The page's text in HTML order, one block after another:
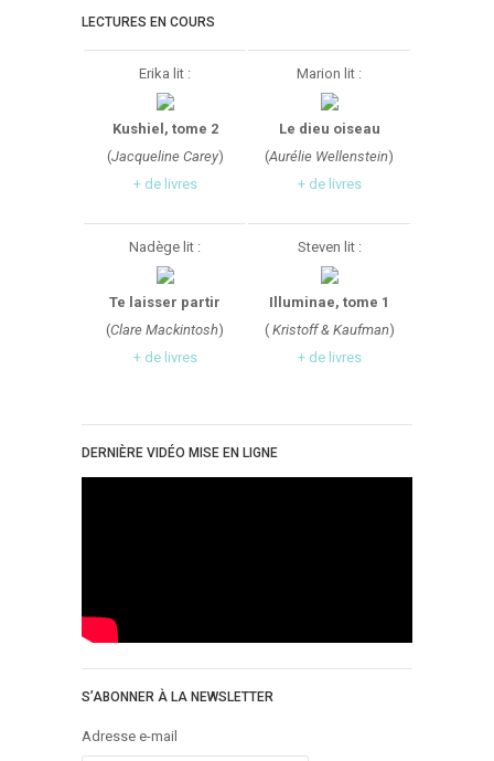
LECTURES EN COURS
Erika lit :
Kushiel, tome 2
(Jacqueline Carey)
+ de livres
Marion lit :
Le dieu oiseau
(Aurélie Wellenstein)
+ de livres
Nadège lit :
Te laisser partir
(Clare Mackintosh)
+ de livres
Steven lit :
Illuminae, tome 1
(Kristoff & Kaufman)
+ de livres
DERNIÈRE VIDÉO MISE EN LIGNE
S’ABONNER À LA NEWSLETTER
Adresse e-mail